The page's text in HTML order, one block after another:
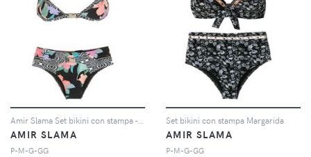
AMIR SLAMA
P-M-G-GG
Set bikini con stampa Margarida
AMIR SLAMA
P-M-G-GG